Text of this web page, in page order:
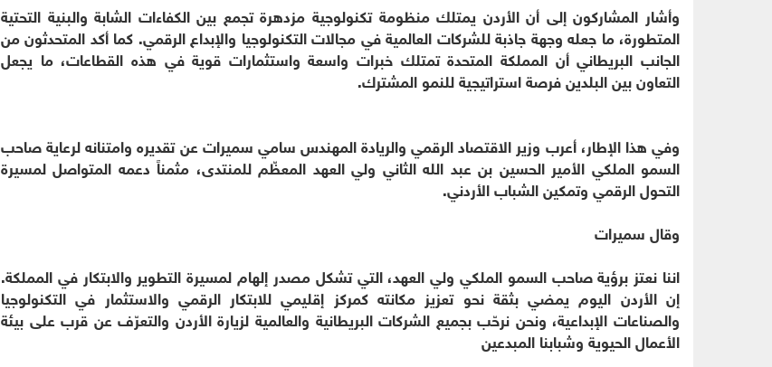
وأشار المشاركون إلى أن الأردن يمتلك منظومة تكنولوجية مزدهرة تجمع بين الكفاءات الشابة والبنية التحتية
المتطورة، ما جعله وجهة جاذبة للشركات العالمية في مجالات التكنولوجيا والإبداع الرقمي. كما أكد المتحدثون من
الجانب البريطاني أن المملكة المتحدة تمتلك خبرات واسعة واستثمارات قوية في هذه القطاعات، ما يجعل
التعاون بين البلدين فرصة استراتيجية للنمو المشترك.
وفي هذا الإطار، أعرب وزير الاقتصاد الرقمي والريادة المهندس سامي سميرات عن تقديره وامتنانه لرعاية صاحب
السمو الملكي الأمير الحسين بن عبد الله الثاني ولي العهد المعظّم للمنتدى، مثمناً دعمه المتواصل لمسيرة
التحول الرقمي وتمكين الشباب الأردني.
وقال سميرات
اننا نعتز برؤية صاحب السمو الملكي ولي العهد، التي تشكل مصدر إلهام لمسيرة التطوير والابتكار في المملكة.
إن الأردن اليوم يمضي بثقة نحو تعزيز مكانته كمركز إقليمي للابتكار الرقمي والاستثمار في التكنولوجيا
والصناعات الإبداعية، ونحن نرحّب بجميع الشركات البريطانية والعالمية لزيارة الأردن والتعرّف عن قرب على بيئة
الأعمال الحيوية وشبابنا المبدعين